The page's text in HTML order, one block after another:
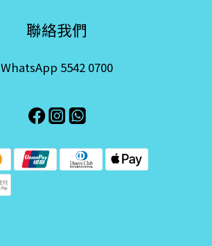
聯絡我們
WhatsApp 5542 0700